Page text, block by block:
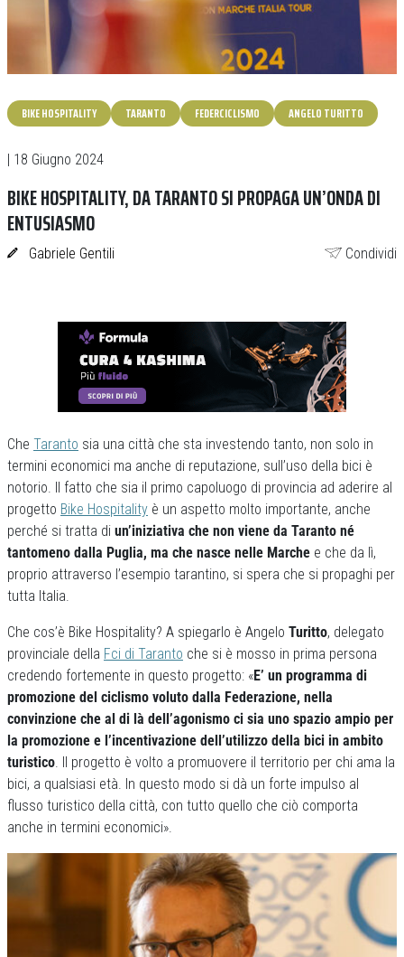
BIKE HOSPITALITY TARANTO FEDERCICLISMO ANGELO TURITTO
| 18 Giugno 2024
BIKE HOSPITALITY, DA TARANTO SI PROPAGA UN’ONDA DI
ENTUSIASMO
Gabriele Gentili Condividi
Che Taranto sia una città che sta investendo tanto, non solo in
termini economici ma anche di reputazione, sull’uso della bici è
notorio. Il fatto che sia il primo capoluogo di provincia ad aderire al
progetto Bike Hospitality è un aspetto molto importante, anche
perché si tratta di un’iniziativa che non viene da Taranto né
tantomeno dalla Puglia, ma che nasce nelle Marche e che da lì,
proprio attraverso l’esempio tarantino, si spera che si propaghi per
tutta Italia.
Che cos’è Bike Hospitality? A spiegarlo è Angelo Turitto, delegato
provinciale della Fci di Taranto che si è mosso in prima persona
credendo fortemente in questo progetto: «E’ un programma di
promozione del ciclismo voluto dalla Federazione, nella
convinzione che al di là dell’agonismo ci sia uno spazio ampio per
la promozione e l’incentivazione dell’utilizzo della bici in ambito
turistico. Il progetto è volto a promuovere il territorio per chi ama la
bici, a qualsiasi età. In questo modo si dà un forte impulso al
flusso turistico della città, con tutto quello che ciò comporta
anche in termini economici».